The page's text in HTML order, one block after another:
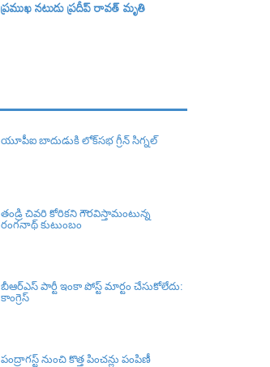
ప్రముఖ నటుడు ప్రదీప్ రావత్ మృతి
యూపీఐ బాదుడుకి లోక్‌సభ గ్రీన్ సిగ్నల్‌
తండ్రి చివరి కోరికని గౌరవిస్తామంటున్న
రంగనాథ్ కుటుంబం
బీఆర్ఎస్‌ పార్టీ ఇంకా పోస్ట్ మార్టం చేసుకోలేదు:
కాంగ్రెస్‌
పంద్రాగస్ట్ నుంచి కొత్త పించన్లు పంపిణీ